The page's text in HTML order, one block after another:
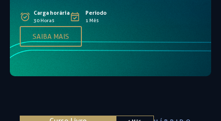
Carga horária
30 Horas
Período
1 Mês
SAIBA MAIS